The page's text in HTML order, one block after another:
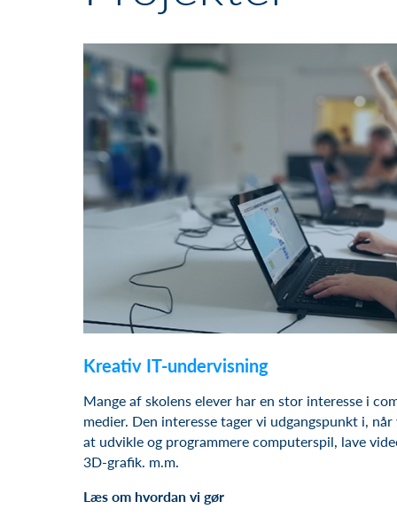
Kreativ IT-undervisning
Mange af skolens elever har en stor interesse i
medier. Den interesse tager vi udgangspunkt i,
at udvikle og programmere computerspil, lave
3D-grafik. m.m.
Læs om hvordan vi gør